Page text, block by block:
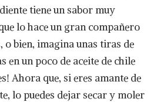
tiene un sabor muy
lo hace un gran compañero
o bien, imagina unas tiras de
en un poco de aceite de chile
Ahora que, si eres amante de
lo puedes dejar secar y moler